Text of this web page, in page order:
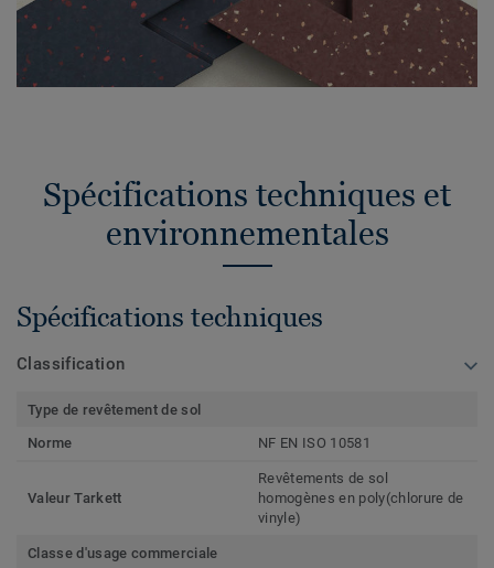
Spécifications techniques et
environnementales
Spécifications techniques
Classification
Type de revêtement de sol
Norme
NF EN ISO 10581
Valeur Tarkett
Revêtements de sol
homogènes en poly(chlorure de
vinyle)
Classe d'usage commerciale